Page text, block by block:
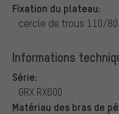
Fixation du plateau:
cercle de trous 110/
Informations
Série:
GRX RX600
Matériau des bras de